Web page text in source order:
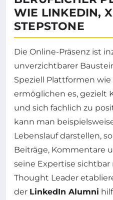
WIE LINKEDIN,
STEPSTONE
Die Online-Präsenz ist
unverzichtbarer
Speziell Plattformen wie
ermöglichen es, gezielt
und sich fachlich zu
kann man
Lebenslauf darstellen,
Beiträge, Kommentare
seine Expertise
Thought Leader
der LinkedIn Alumni